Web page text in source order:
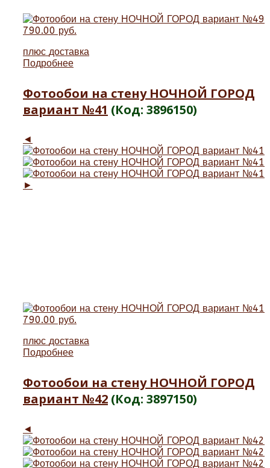
790.00 руб.
плюс доставка
Подробнее
Фотообои на стену НОЧНОЙ ГОРОД
вариант №41 (Код: 3896150)
◄
►
790.00 руб.
плюс доставка
Подробнее
Фотообои на стену НОЧНОЙ ГОРОД
вариант №42 (Код: 3897150)
◄